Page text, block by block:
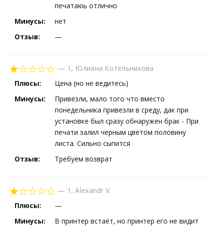
печатаюь отлично
Минусы:
нет
Отзыв:
—
— 1 , Юлиана Котельникова
Плюсы:
Цена (но не ведитесь)
Минусы:
Привезли, мало того что вместо
понедельника привезли в среду, дак при
установке был сразу обнаружен брак - При
печати залил черным цветом половину
листа. Сильно сыпится
Отзыв:
Требуем возврат
— 1 ,Alexandr V.
Плюсы:
—
Минусы:
В принтер встаёт, но принтер его не видит